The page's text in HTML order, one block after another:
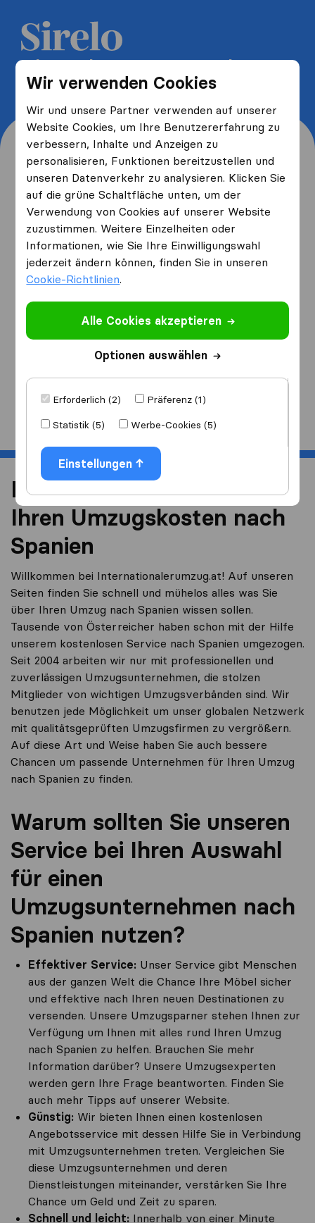
Wir verwenden Cookies
Wir und unsere Partner verwenden auf unserer
Website Cookies, um Ihre Benutzererfahrung zu
verbessern, Inhalte und Anzeigen zu
personalisieren, Funktionen bereitzustellen und
unseren Datenverkehr zu analysieren. Klicken Sie
auf die grüne Schaltfläche unten, um der
Verwendung von Cookies auf unserer Website
zuzustimmen. Weitere Einzelheiten oder
Informationen, wie Sie Ihre Einwilligungswahl
jederzeit ändern können, finden Sie in unseren
Cookie-Richtlinien.
Alle Cookies akzeptieren
Optionen auswählen
Erforderlich (2)
Präferenz (1)
Statistik (5)
Werbe-Cookies (5)
Einstellungen
5 kostenlose Umzugsangebote
erhalten und bis zu 40% sparen
Wo wohnen Sie jetzt und
wo ziehen Sie hin?
Ich ziehevon
Ich ziehenach
Start
Reduzieren Sie 40% von
Ihren Umzugskosten nach
Spanien
Willkommen bei Internationalerumzug.at! Auf unseren
Seiten finden Sie schnell und mühelos alles was Sie
über Ihren Umzug nach Spanien wissen sollen.
Tausende von Österreicher haben schon mit der Hilfe
unserem kostenlosen Service nach Spanien umgezogen.
Seit 2004 arbeiten wir nur mit professionellen und
zuverlässigen Umzugsunternehmen, die stolzen
Mitglieder von wichtigen Umzugsverbänden sind. Wir
benutzen jede Möglichkeit um unser globalen Netzwerk
mit qualitätsgeprüften Umzugsfirmen zu vergrößern.
Auf diese Art und Weise haben Sie auch bessere
Chancen um passende Unternehmen für Ihren Umzug
nach Spanien zu finden.
Warum sollten Sie unseren
Service bei Ihren Auswahl
für einen
Umzugsunternehmen nach
Spanien nutzen?
Effektiver Service: Unser Service gibt Menschen
aus der ganzen Welt die Chance Ihre Möbel sicher
und effektive nach Ihren neuen Destinationen zu
versenden. Unsere Umzugsparner stehen Ihnen zur
Verfügung um Ihnen mit alles rund Ihren Umzug
nach Spanien zu helfen. Brauchen Sie mehr
Information darüber? Unsere Umzugsexperten
werden gern Ihre Frage beantworten. Finden Sie
auch mehr Tipps auf unserer Website.
Günstig: Wir bieten Ihnen einen kostenlosen
Angebotsservice mit dessen Hilfe Sie in Verbindung
mit Umzugsunternehmen treten. Vergleichen Sie
diese Umzugsunternehmen und deren
Dienstleistungen miteinander, verstärken Sie Ihre
Chance um Geld und Zeit zu sparen.
Schnell und leicht: Innerhalb von einer Minute